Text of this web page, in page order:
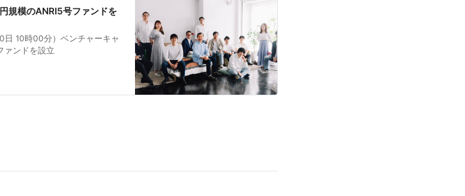
規模のANRI5号ファンドを
日 10時00分）ベンチャーキャ
ァンドを設立